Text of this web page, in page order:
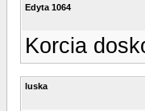
Edyta 1064
Korcia
luska